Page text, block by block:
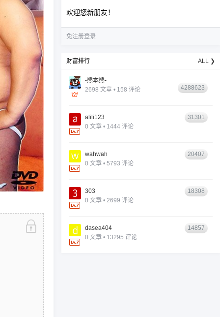
欢迎您新朋友！
免注册登录
财富排行 ALL ❯
-熊本熊-
2698 文章 • 158 评论
4288623
alili123
0 文章 • 1444 评论
31301
wahwah
0 文章 • 5793 评论
20407
303
0 文章 • 2699 评论
18308
dasea404
0 文章 • 13295 评论
14857